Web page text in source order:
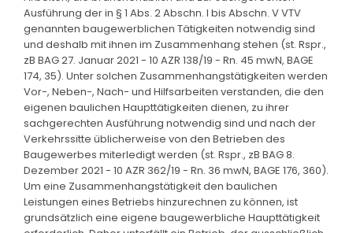
Ausführung der in § 1 Abs. 2 Abschn. I bis Abschn. V VTV
genannten baugewerblichen Tätigkeiten notwendig sind
und deshalb mit ihnen im Zusammenhang stehen (st. Rspr.,
zB BAG 27. Januar 2021 - 10 AZR 138/19 - Rn. 45 mwN, BAGE
174, 35). Unter solchen Zusammenhangstätigkeiten werden
Vor-, Neben-, Nach- und Hilfsarbeiten verstanden, die den
eigenen baulichen Haupttätigkeiten dienen, zu ihrer
sachgerechten Ausführung notwendig sind und nach der
Verkehrssitte üblicherweise von den Betrieben des
Baugewerbes miterledigt werden (st. Rspr., zB BAG 8.
Dezember 2021 - 10 AZR 362/19 - Rn. 36 mwN, BAGE 176, 360).
Um eine Zusammenhangstätigkeit den baulichen
Leistungen eines Betriebs hinzurechnen zu können, ist
grundsätzlich eine eigene baugewerbliche Haupttätigkeit